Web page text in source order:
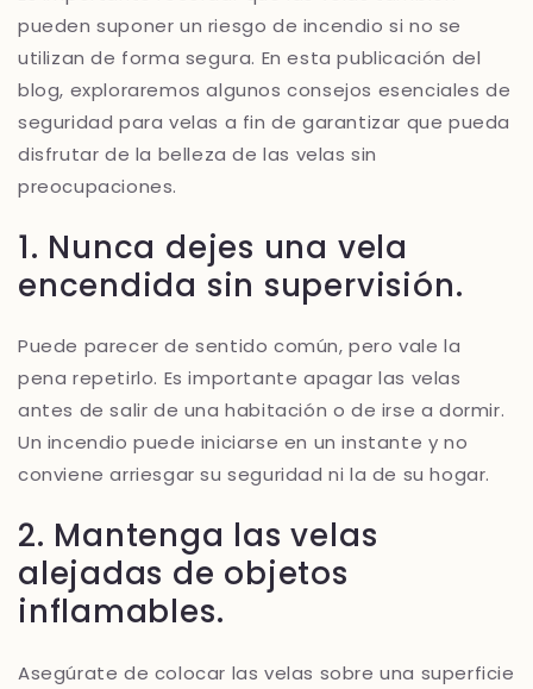
pueden suponer un riesgo de incendio si no se
utilizan de forma segura. En esta publicación del
blog, exploraremos algunos consejos esenciales de
seguridad para velas a fin de garantizar que pueda
disfrutar de la belleza de las velas sin
preocupaciones.
1. Nunca dejes una vela
encendida sin supervisión.
Puede parecer de sentido común, pero vale la
pena repetirlo. Es importante apagar las velas
antes de salir de una habitación o de irse a dormir.
Un incendio puede iniciarse en un instante y no
conviene arriesgar su seguridad ni la de su hogar.
2. Mantenga las velas
alejadas de objetos
inflamables.
Asegúrate de colocar las velas sobre una superficie